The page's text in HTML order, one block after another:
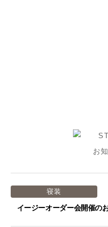
お
寝装
イージーオーダー会開催の